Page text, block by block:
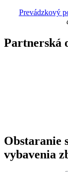
Prevádzkový
Partnerská
Obstaranie
vybavenia